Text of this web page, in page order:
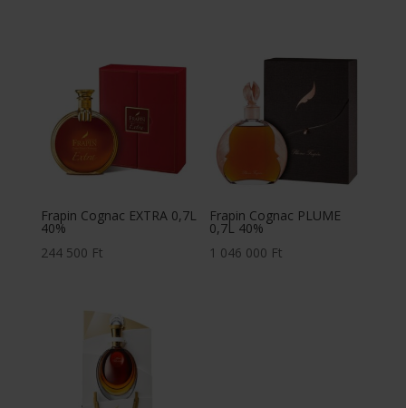
Frapin Cognac EXTRA 0,7L
40%
244 500 Ft
Frapin Cognac PLUME
0,7L 40%
1 046 000 Ft